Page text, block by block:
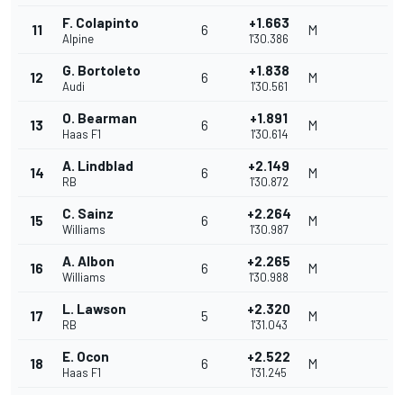
11 F. Colapinto
Alpine
6 +1.663
1'30.386
M
12 G. Bortoleto
Audi
6 +1.838
1'30.561
M
13 O. Bearman
Haas F1
6 +1.891
1'30.614
M
14 A. Lindblad
RB
6 +2.149
1'30.872
M
15 C. Sainz
Williams
6 +2.264
1'30.987
M
16 A. Albon
Williams
6 +2.265
1'30.988
M
17 L. Lawson
RB
5 +2.320
1'31.043
M
18 E. Ocon
Haas F1
6 +2.522
1'31.245
M